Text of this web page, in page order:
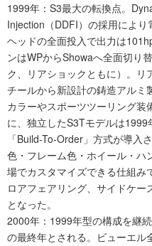
1999年：S3最大の転換点。
Injection（DDFI）の採用によ
ヘッドの全面投入で出力は
ンはWPからShowaへ全面切り
ク、リアショックともに）。リ
チールから新設計の鋳造アルミ
カラーやスポーツツーリング装
に、独立したS3Tモデルは
「Build-To-Order」方式が導入
色・フレーム色・ホイール・ハ
場でカスタマイズできる仕組み
ロアフェアリング、サイドケ
となった。
2000年：1999年型の構成を継
の最終年とされる。ビューエ